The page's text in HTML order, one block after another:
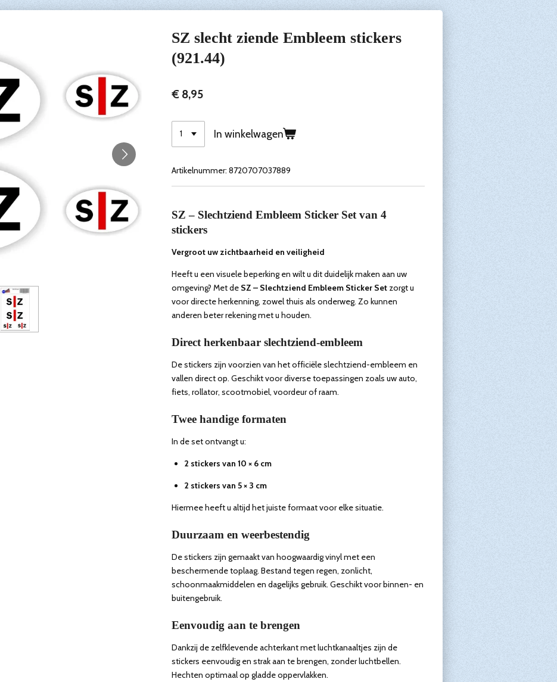
SZ slecht ziende Embleem stickers
(921.44)
€ 8,95
In winkelwagen
Artikelnummer: 8720707037889
SZ – Slechtziend Embleem Sticker Set van 4
stickers
Vergroot uw zichtbaarheid en veiligheid
Heeft u een visuele beperking en wilt u dit duidelijk maken aan uw
omgeving? Met de SZ – Slechtziend Embleem Sticker Set zorgt u
voor directe herkenning, zowel thuis als onderweg. Zo kunnen
anderen beter rekening met u houden.
Direct herkenbaar slechtziend-embleem
De stickers zijn voorzien van het officiële slechtziend-embleem en
vallen direct op. Geschikt voor diverse toepassingen zoals uw auto,
fiets, rollator, scootmobiel, voordeur of raam.
Twee handige formaten
In de set ontvangt u:
2 stickers van 10 × 6 cm
2 stickers van 5 × 3 cm
Hiermee heeft u altijd het juiste formaat voor elke situatie.
Duurzaam en weerbestendig
De stickers zijn gemaakt van hoogwaardig vinyl met een
beschermende toplaag. Bestand tegen regen, zonlicht,
schoonmaakmiddelen en dagelijks gebruik. Geschikt voor binnen- en
buitengebruik.
Eenvoudig aan te brengen
Dankzij de zelfklevende achterkant met luchtkanaaltjes zijn de
stickers eenvoudig en strak aan te brengen, zonder luchtbellen.
Hechten optimaal op gladde oppervlakken.